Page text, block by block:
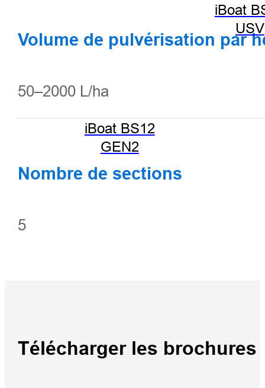
iBoat BS12
GEN2
iBoat
USV
Volume de pulvérisation par
50–2000 L/ha
Nombre de sections
5
Télécharger les brochures